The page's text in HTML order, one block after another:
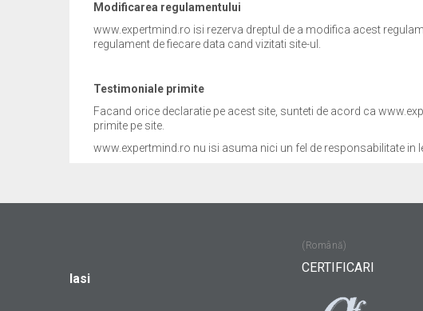
Modificarea regulamentului
www.expertmind.ro isi rezerva dreptul de a modifica acest
regulament de fiecare data cand vizitati site-ul.
Testimoniale primite
Facand orice declaratie pe acest site, sunteti de acord ca
primite pe site.
www.expertmind.ro nu isi asuma nici un fel de responsabilitate in
Iasi
(Română)
CERTIFICARI